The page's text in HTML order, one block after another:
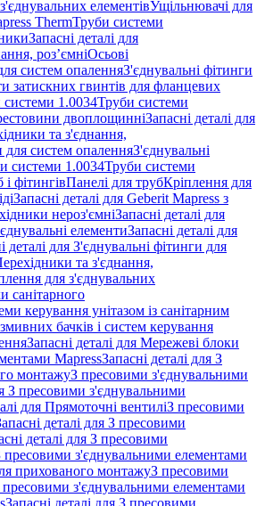
елементівУщільнювачі для
ThermТруби системи
Запасні деталі для
роз’ємніОсьові
систем опаленняЗ'єднувальні фітинги
затискних гвинтів для фланцевих
системи 1.0034Труби системи
двоплощинніЗапасні деталі для
та з'єднання,
для систем опаленняЗ'єднувальні
системи 1.0034Труби системи
фітингівПанелі для трубКріплення для
Запасні деталі для Geberit Mapress з
нероз'ємніЗапасні деталі для
елементиЗапасні деталі для
деталі для З'єднувальні фітинги для
та з'єднання,
для з'єднувальних
санітарного
керування унітазом із санітарним
бачків і систем керування
Запасні деталі для Мережеві блоки
MapressЗапасні деталі для З
монтажуЗ пресовими з'єднувальними
З пресовими з'єднувальними
для Прямоточні вентиліЗ пресовими
деталі для З пресовими
деталі для З пресовими
пресовими з'єднувальними елементами
прихованого монтажуЗ пресовими
пресовими з'єднувальними елементами
Запасні деталі для З пресовими